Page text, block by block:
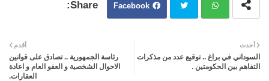
Facebook
ter atsa
أحدث
السوداني في براغ .. توقيع عدد من مذكرات
التفاهم بين الحكومتين .
أقدم
رئاسة الجمهورية .. تصادق على قوانين
الاحوال الشخصية و العفو العام و اعادة
العقارات.